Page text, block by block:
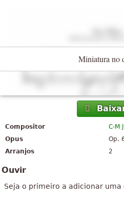
Miniatura no
Compositor
C-M
Opus
Op.
Arranjos
2
Ouvir
Seja o primeiro a adicionar uma